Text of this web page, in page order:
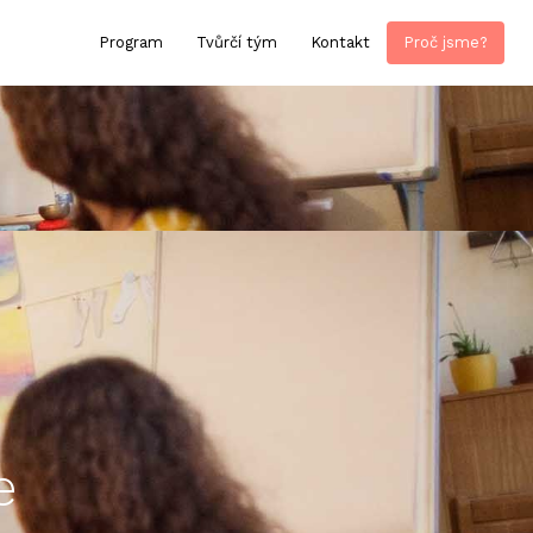
Program Tvůrčí tým Kontakt Proč jsme?